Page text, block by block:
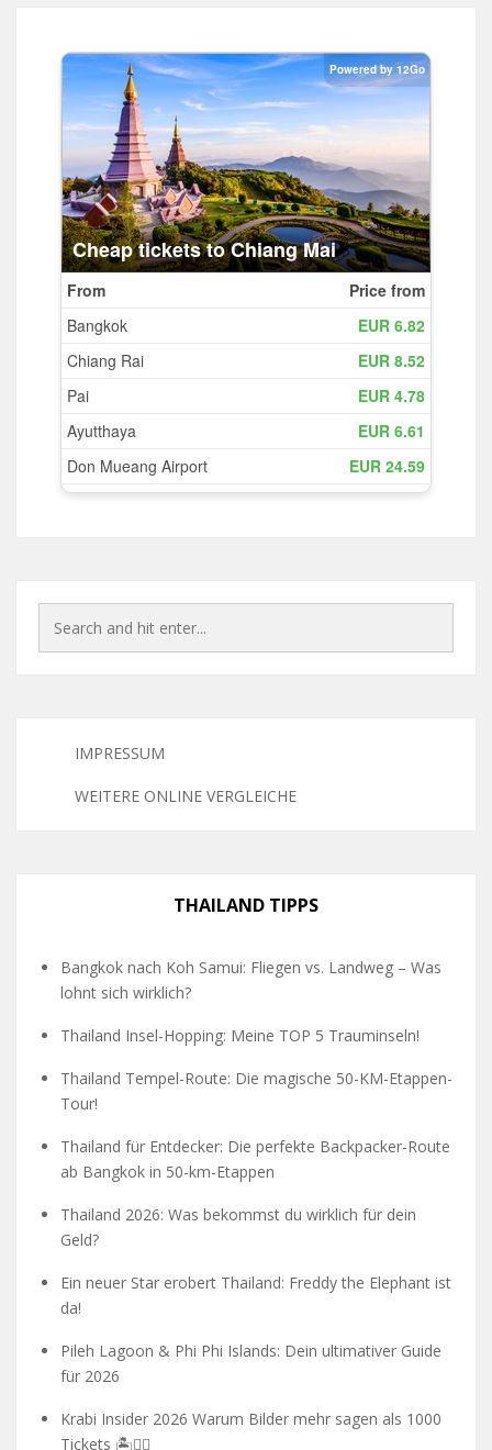
IMPRESSUM
WEITERE ONLINE VERGLEICHE
THAILAND TIPPS
Bangkok nach Koh Samui: Fliegen vs. Landweg – Was
lohnt sich wirklich?
Thailand Insel-Hopping: Meine TOP 5 Trauminseln!
Thailand Tempel-Route: Die magische 50-KM-Etappen-
Tour!
Thailand für Entdecker: Die perfekte Backpacker-Route
ab Bangkok in 50-km-Etappen
Thailand 2026: Was bekommst du wirklich für dein
Geld?
Ein neuer Star erobert Thailand: Freddy the Elephant ist
da!
Pileh Lagoon & Phi Phi Islands: Dein ultimativer Guide
für 2026
Krabi Insider 2026 Warum Bilder mehr sagen als 1000
Tickets 🏝️🧗‍♂️